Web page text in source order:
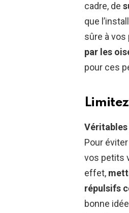
cadre, de
que
sûre à
par les
pour ces
Véritables
Pour
vos petits
effet,
répulsifs
bonne